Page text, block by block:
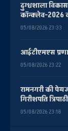
दुग्धशाला
कॉन्क्लेव-
05/08/2026 23:33
आईटीएमएस
05/08/2026 23:22
रामनगरी की
गिरीशपति त्रिपाठी
05/08/2026 23:18